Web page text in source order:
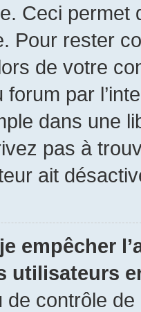
Ceci permet
Pour rester
de votre
par
dans une
pas à
ait
empêcher
utilisateurs
contrôle